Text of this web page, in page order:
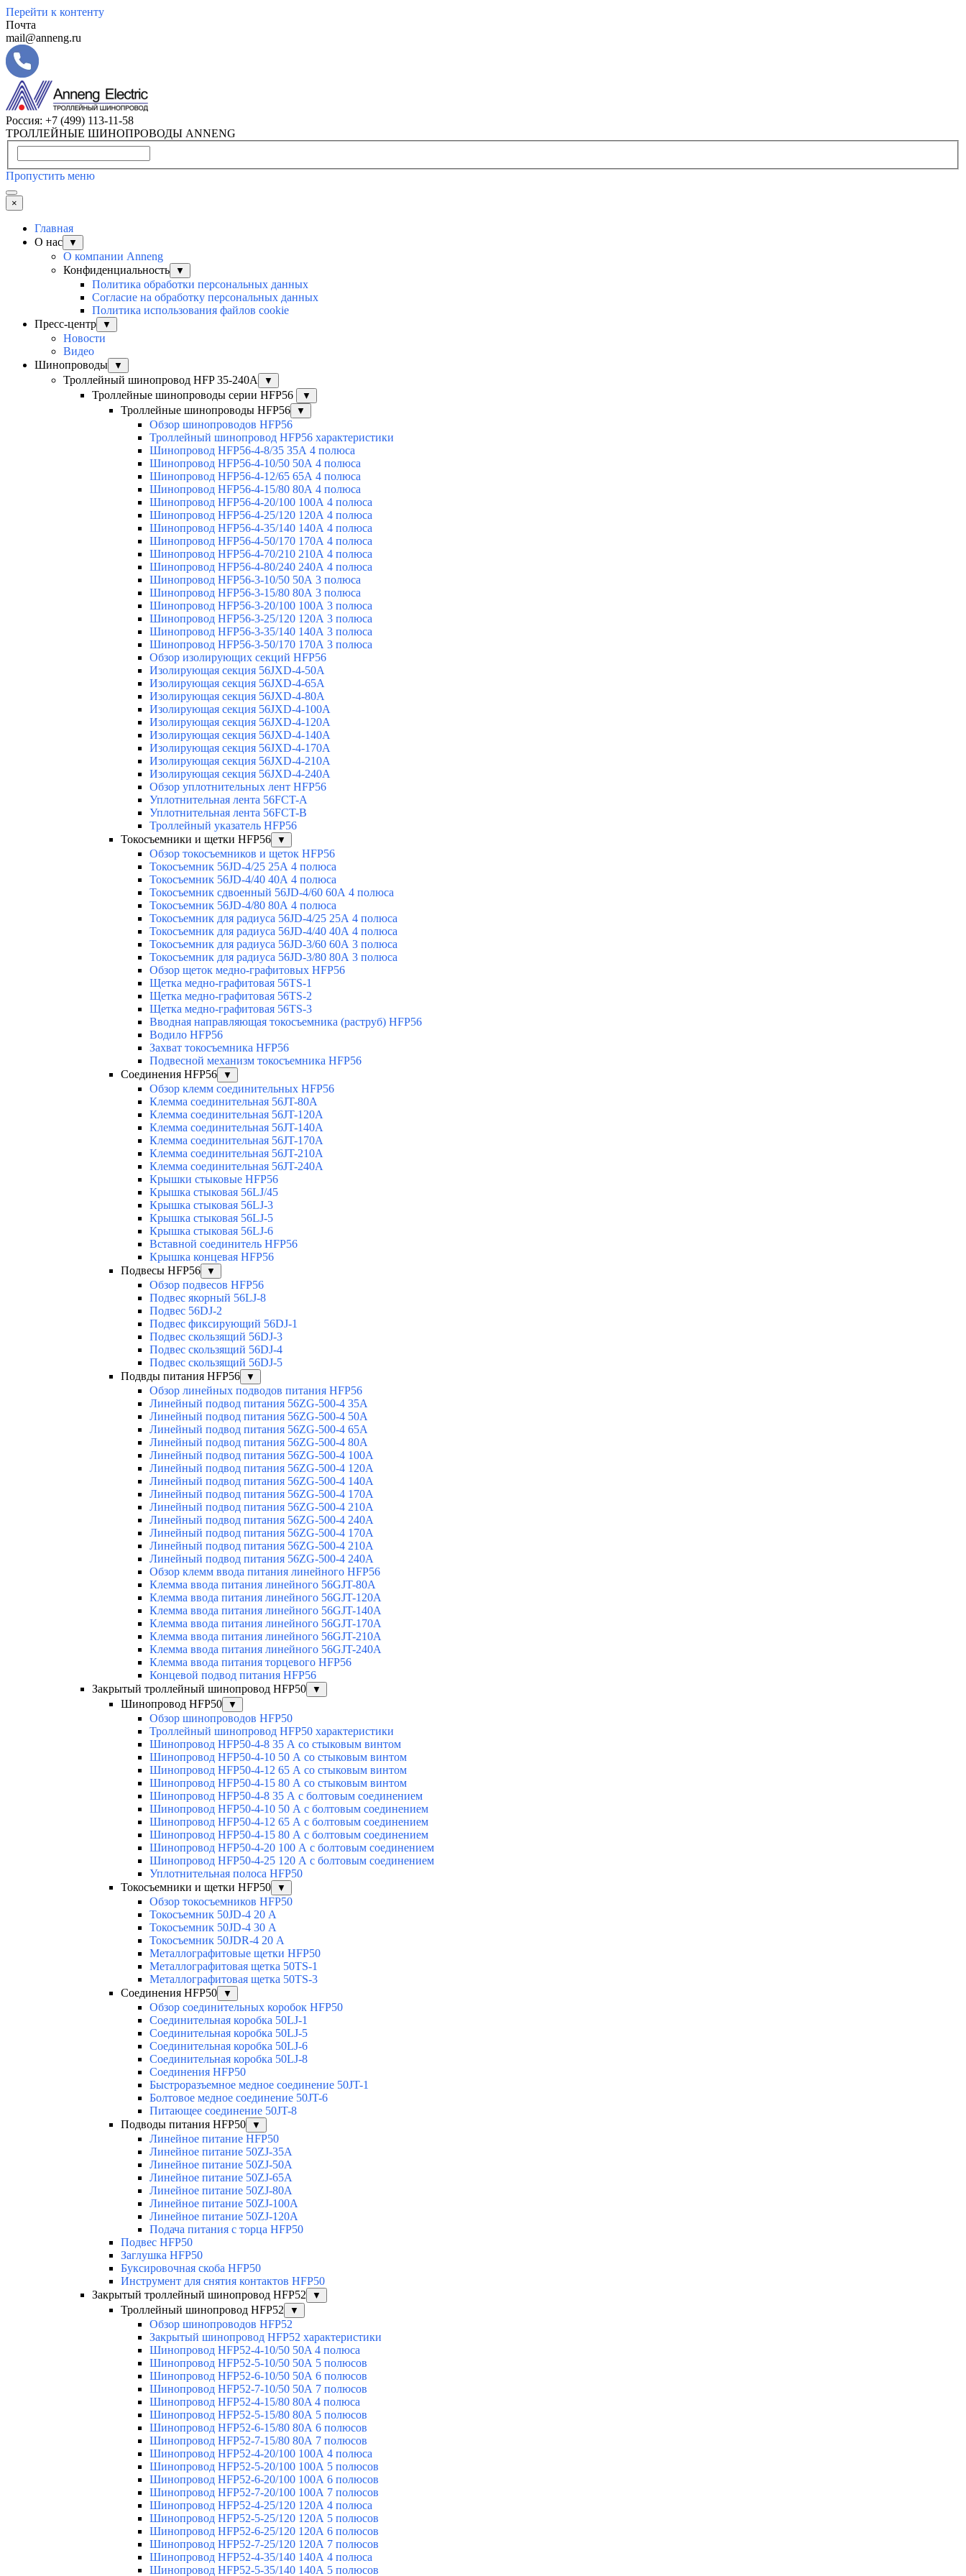
Перейти к контенту
Почта
mail@anneng.ru
Россия: +7 (499) 113-11-58
ТРОЛЛЕЙНЫЕ ШИНОПРОВОДЫ ANNENG
Пропустить меню
×
Главная
О нас
▼
О компании Anneng
Конфиденциальность
▼
Политика обработки персональных данных
Согласие на обработку персональных данных
Политика использования файлов cookie
Пресс-центр
▼
Новости
Видео
Шинопроводы
▼
Троллейный шинопровод HFP 35-240А ▼
Троллейные шинопроводы серии HFP56 ▼
Троллейные шинопроводы HFP56 ▼
Обзор шинопроводов HFP56
Троллейный шинопровод HFP56 характеристики
Шинопровод HFP56-4-8/35 35А 4 полюса
Шинопровод HFP56-4-10/50 50А 4 полюса
Шинопровод HFP56-4-12/65 65А 4 полюса
Шинопровод HFP56-4-15/80 80А 4 полюса
Шинопровод HFP56-4-20/100 100А 4 полюса
Шинопровод HFP56-4-25/120 120А 4 полюса
Шинопровод HFP56-4-35/140 140А 4 полюса
Шинопровод HFP56-4-50/170 170А 4 полюса
Шинопровод HFP56-4-70/210 210А 4 полюса
Шинопровод HFP56-4-80/240 240А 4 полюса
Шинопровод HFP56-3-10/50 50А 3 полюса
Шинопровод HFP56-3-15/80 80А 3 полюса
Шинопровод HFP56-3-20/100 100А 3 полюса
Шинопровод HFP56-3-25/120 120А 3 полюса
Шинопровод HFP56-3-35/140 140А 3 полюса
Шинопровод HFP56-3-50/170 170А 3 полюса
Обзор изолирующих секций HFP56
Изолирующая секция 56JXD-4-50A
Изолирующая секция 56JXD-4-65A
Изолирующая секция 56JXD-4-80A
Изолирующая секция 56JXD-4-100A
Изолирующая секция 56JXD-4-120A
Изолирующая секция 56JXD-4-140A
Изолирующая секция 56JXD-4-170A
Изолирующая секция 56JXD-4-210A
Изолирующая секция 56JXD-4-240A
Обзор уплотнительных лент HFP56
Уплотнительная лента 56FCT-A
Уплотнительная лента 56FCT-B
Троллейный указатель HFP56
Токосъемники и щетки HFP56
▼
Обзор токосъемников и щеток HFP56
Токосъемник 56JD-4/25 25А 4 полюса
Токосъемник 56JD-4/40 40А 4 полюса
Токосъемник сдвоенный 56JD-4/60 60А 4 полюса
Токосъемник 56JD-4/80 80А 4 полюса
Токосъемник для радиуса 56JD-4/25 25А 4 полюса
Токосъемник для радиуса 56JD-4/40 40А 4 полюса
Токосъемник для радиуса 56JD-3/60 60А 3 полюса
Токосъемник для радиуса 56JD-3/80 80А 3 полюса
Обзор щеток медно-графитовых HFP56
Щетка медно-графитовая 56TS-1
Щетка медно-графитовая 56TS-2
Щетка медно-графитовая 56TS-3
Вводная направляющая токосъемника (раструб) HFP56
Водило HFP56
Захват токосъемника HFP56
Подвесной механизм токосъемника HFP56
Соединения HFP56
▼
Обзор клемм соединительных HFP56
Клемма соединительная 56JT-80A
Клемма соединительная 56JT-120A
Клемма соединительная 56JT-140A
Клемма соединительная 56JT-170A
Клемма соединительная 56JT-210A
Клемма соединительная 56JT-240A
Крышки стыковые HFP56
Крышка стыковая 56LJ/45
Крышка стыковая 56LJ-3
Крышка стыковая 56LJ-5
Крышка стыковая 56LJ-6
Вставной соединитель HFP56
Крышка концевая HFP56
Подвесы HFP56
▼
Обзор подвесов HFP56
Подвес якорный 56LJ-8
Подвес 56DJ-2
Подвес фиксирующий 56DJ-1
Подвес скользящий 56DJ-3
Подвес скользящий 56DJ-4
Подвес скользящий 56DJ-5
Подвды питания HFP56
▼
Обзор линейных подводов питания HFP56
Линейный подвод питания 56ZG-500-4 35A
Линейный подвод питания 56ZG-500-4 50A
Линейный подвод питания 56ZG-500-4 65A
Линейный подвод питания 56ZG-500-4 80A
Линейный подвод питания 56ZG-500-4 100A
Линейный подвод питания 56ZG-500-4 120A
Линейный подвод питания 56ZG-500-4 140A
Линейный подвод питания 56ZG-500-4 170A
Линейный подвод питания 56ZG-500-4 210A
Линейный подвод питания 56ZG-500-4 240A
Линейный подвод питания 56ZG-500-4 170A
Линейный подвод питания 56ZG-500-4 210A
Линейный подвод питания 56ZG-500-4 240A
Обзор клемм ввода питания линейного HFP56
Клемма ввода питания линейного 56GJT-80A
Клемма ввода питания линейного 56GJT-120A
Клемма ввода питания линейного 56GJT-140A
Клемма ввода питания линейного 56GJT-170A
Клемма ввода питания линейного 56GJT-210A
Клемма ввода питания линейного 56GJT-240A
Клемма ввода питания торцевого HFP56
Концевой подвод питания HFP56
Закрытый троллейный шинопровод HFP50
▼
Шинопровод HFP50 ▼
Обзор шинопроводов HFP50
Троллейный шинопровод HFP50 характеристики
Шинопровод HFP50-4-8 35 А со стыковым винтом
Шинопровод HFP50-4-10 50 А со стыковым винтом
Шинопровод HFP50-4-12 65 А со стыковым винтом
Шинопровод HFP50-4-15 80 А со стыковым винтом
Шинопровод HFP50-4-8 35 А с болтовым соединением
Шинопровод HFP50-4-10 50 А с болтовым соединением
Шинопровод HFP50-4-12 65 А с болтовым соединением
Шинопровод HFP50-4-15 80 А с болтовым соединением
Шинопровод HFP50-4-20 100 А с болтовым соединением
Шинопровод HFP50-4-25 120 А с болтовым соединением
Уплотнительная полоса HFP50
Токосъемники и щетки HFP50
▼
Обзор токосъемников HFP50
Токосъемник 50JD-4 20 А
Токосъемник 50JD-4 30 А
Токосъемник 50JDR-4 20 А
Металлографитовые щетки HFP50
Металлографитовая щетка 50TS-1
Металлографитовая щетка 50TS-3
Соединения HFP50
▼
Обзор соединительных коробок HFP50
Соединительная коробка 50LJ-1
Соединительная коробка 50LJ-5
Соединительная коробка 50LJ-6
Соединительная коробка 50LJ-8
Соединения HFP50
Быстроразъемное медное соединение 50JT-1
Болтовое медное соединение 50JT-6
Питающее соединение 50JT-8
Подводы питания HFP50
▼
Линейное питание HFP50
Линейное питание 50ZJ-35A
Линейное питание 50ZJ-50A
Линейное питание 50ZJ-65A
Линейное питание 50ZJ-80A
Линейное питание 50ZJ-100A
Линейное питание 50ZJ-120A
Подача питания с торца HFP50
Подвес HFP50
Заглушка HFP50
Буксировочная скоба HFP50
Инструмент для снятия контактов HFP50
Закрытый троллейный шинопровод HFP52
▼
Троллейный шинопровод HFP52 ▼
Обзор шинопроводов HFP52
Закрытый шинопровод HFP52 характеристики
Шинопровод HFP52-4-10/50 50A 4 полюса
Шинопровод HFP52-5-10/50 50А 5 полюсов
Шинопровод HFP52-6-10/50 50А 6 полюсов
Шинопровод HFP52-7-10/50 50А 7 полюсов
Шинопровод HFP52-4-15/80 80A 4 полюса
Шинопровод HFP52-5-15/80 80А 5 полюсов
Шинопровод HFP52-6-15/80 80А 6 полюсов
Шинопровод HFP52-7-15/80 80А 7 полюсов
Шинопровод HFP52-4-20/100 100А 4 полюса
Шинопровод HFP52-5-20/100 100А 5 полюсов
Шинопровод HFP52-6-20/100 100А 6 полюсов
Шинопровод HFP52-7-20/100 100А 7 полюсов
Шинопровод HFP52-4-25/120 120А 4 полюса
Шинопровод HFP52-5-25/120 120А 5 полюсов
Шинопровод HFP52-6-25/120 120А 6 полюсов
Шинопровод HFP52-7-25/120 120А 7 полюсов
Шинопровод HFP52-4-35/140 140А 4 полюса
Шинопровод HFP52-5-35/140 140А 5 полюсов